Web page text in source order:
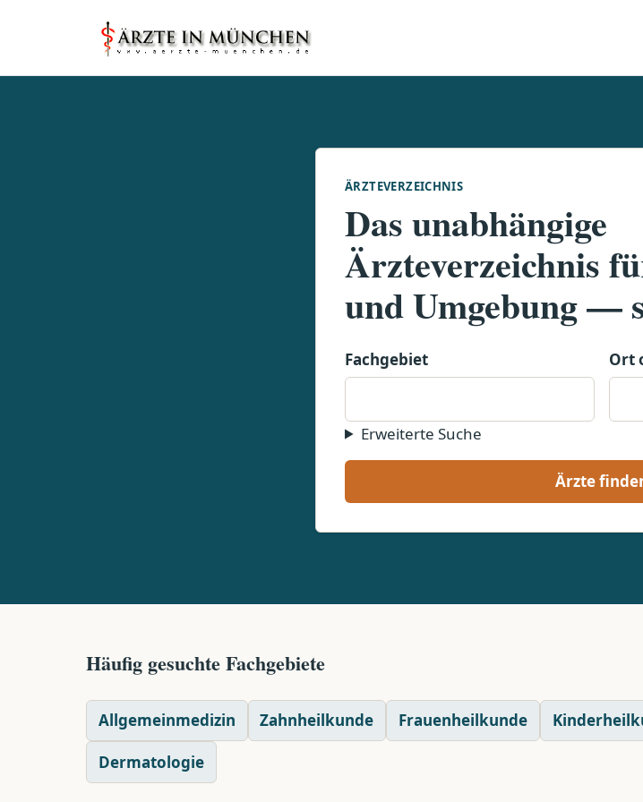
ÄRZTEVERZEICHNIS
Das unabhängige
Ärzteverzeichnis
und Umgebung —
Fachgebiet Ort
Erweiterte Suche
Ärzte
Häufig gesuchte Fachgebiete
Allgemeinmedizin Zahnheilkunde Frauenheilkunde
Dermatologie